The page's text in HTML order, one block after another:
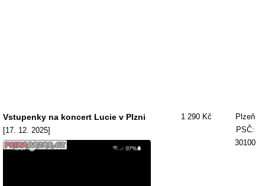
Vstupenky na koncert Lucie v Plzni
[17. 12. 2025]
1 290 Kč
Plzeň
PSČ:
30100